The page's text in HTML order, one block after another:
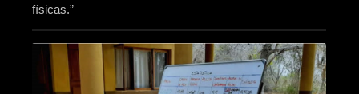
físicas.”